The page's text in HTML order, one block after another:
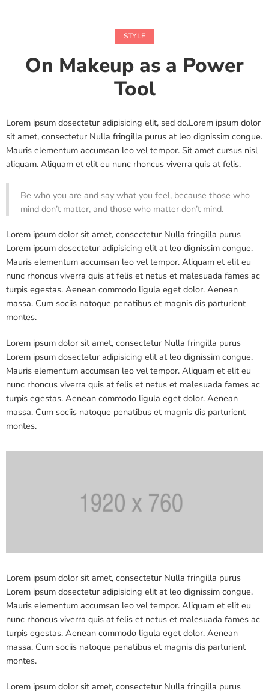
STYLE
On Makeup as a Power
Tool
Lorem ipsum dosectetur adipisicing elit, sed do.Lorem ipsum dolor
sit amet, consectetur Nulla fringilla purus at leo dignissim congue.
Mauris elementum accumsan leo vel tempor. Sit amet cursus nisl
aliquam. Aliquam et elit eu nunc rhoncus viverra quis at felis.
Be who you are and say what you feel, because those who
mind don’t matter, and those who matter don’t mind.
Lorem ipsum dolor sit amet, consectetur Nulla fringilla purus
Lorem ipsum dosectetur adipisicing elit at leo dignissim congue.
Mauris elementum accumsan leo vel tempor. Aliquam et elit eu
nunc rhoncus viverra quis at felis et netus et malesuada fames ac
turpis egestas. Aenean commodo ligula eget dolor. Aenean
massa. Cum sociis natoque penatibus et magnis dis parturient
montes.
Lorem ipsum dolor sit amet, consectetur Nulla fringilla purus
Lorem ipsum dosectetur adipisicing elit at leo dignissim congue.
Mauris elementum accumsan leo vel tempor. Aliquam et elit eu
nunc rhoncus viverra quis at felis et netus et malesuada fames ac
turpis egestas. Aenean commodo ligula eget dolor. Aenean
massa. Cum sociis natoque penatibus et magnis dis parturient
montes.
Lorem ipsum dolor sit amet, consectetur Nulla fringilla purus
Lorem ipsum dosectetur adipisicing elit at leo dignissim congue.
Mauris elementum accumsan leo vel tempor. Aliquam et elit eu
nunc rhoncus viverra quis at felis et netus et malesuada fames ac
turpis egestas. Aenean commodo ligula eget dolor. Aenean
massa. Cum sociis natoque penatibus et magnis dis parturient
montes.
Lorem ipsum dolor sit amet, consectetur Nulla fringilla purus